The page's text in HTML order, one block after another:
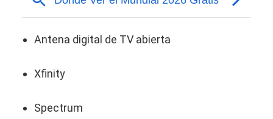
Antena digital de TV abierta
Xfinity
Spectrum